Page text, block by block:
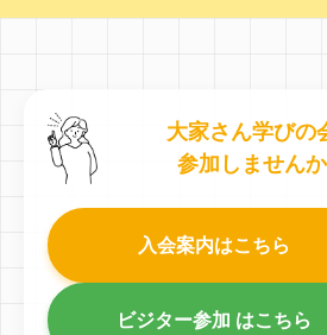
大家さん学びの
参加しませんか
入会案内はこちら
ビジター参加 はこちら